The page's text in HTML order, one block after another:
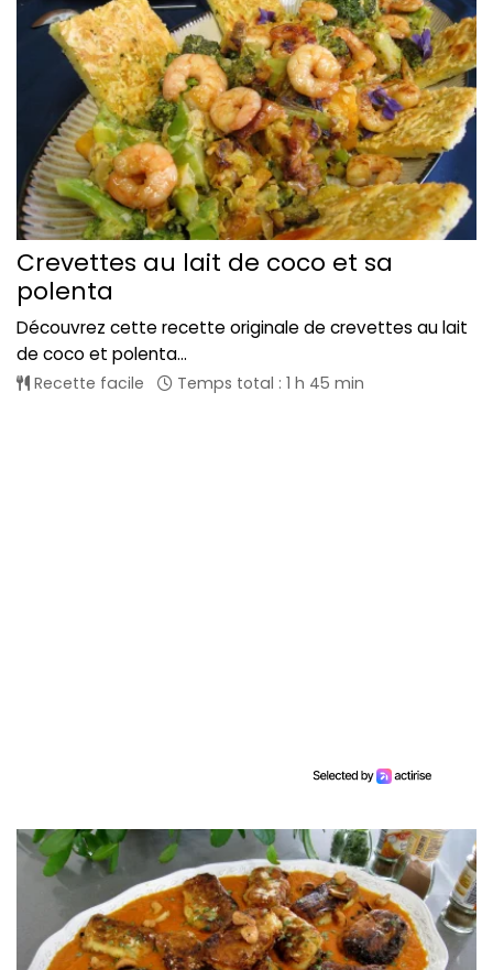
Crevettes au lait de coco et sa
polenta
Découvrez cette recette originale de crevettes au lait
de coco et polenta...
Recette facile Temps total : 1 h 45 min